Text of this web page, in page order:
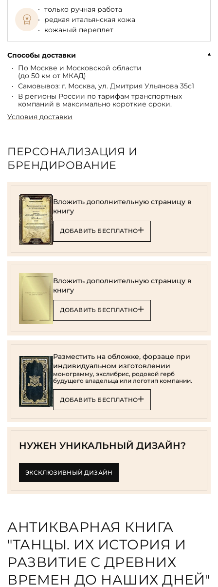
только ручная работа
редкая итальянская кожа
кожаный переплет
Способы доставки
По Москве и Московской области
(до 50 км от МКАД)
Самовывоз: г. Москва, ул. Дмитрия Ульянова 35с1
В регионы России по тарифам транспортных
компаний в максимально короткие сроки.
Условия доставки
ПЕРСОНАЛИЗАЦИЯ И
БРЕНДИРОВАНИЕ
Вложить дополнительную страницу в
книгу
ДОБАВИТЬ БЕСПЛАТНО
Вложить дополнительную страницу в
книгу
ДОБАВИТЬ БЕСПЛАТНО
Разместить на обложке, форзаце при
индивидуальном изготовлении
монограмму, экслибрис, родовой герб
будущего владельца или логотип компании.
ДОБАВИТЬ БЕСПЛАТНО
НУЖЕН УНИКАЛЬНЫЙ ДИЗАЙН?
ЭКСКЛЮЗИВНЫЙ ДИЗАЙН
АНТИКВАРНАЯ КНИГА
"ТАНЦЫ. ИХ ИСТОРИЯ И
РАЗВИТИЕ С ДРЕВНИХ
ВРЕМЕН ДО НАШИХ ДНЕЙ"